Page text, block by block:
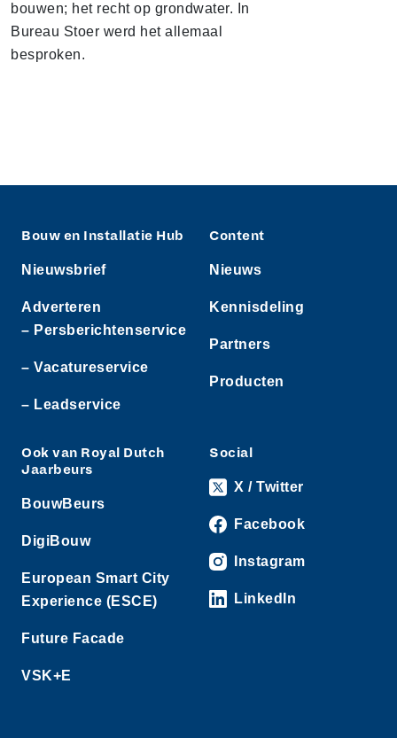
bouwen; het recht op grondwater. In
Bureau Stoer werd het allemaal
besproken.
Bouw en Installatie Hub
Nieuwsbrief
Adverteren
– Persberichtenservice
– Vacatureservice
– Leadservice
Content
Nieuws
Kennisdeling
Partners
Producten
Ook van Royal Dutch
Jaarbeurs
BouwBeurs
DigiBouw
European Smart City
Experience (ESCE)
Future Facade
VSK+E
Social
X / Twitter
Facebook
Instagram
LinkedIn